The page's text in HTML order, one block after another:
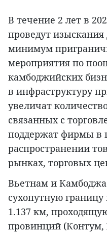
В течение 2 лет в
проведут изыскания
минимум
мероприятия по
камбоджийских
в инфраструктуру
увеличат
связанных с
поддержат фирмы в
распространении
рынках, торговых
Вьетнам и
сухопутную
1.137 км,
провинций (Контум,